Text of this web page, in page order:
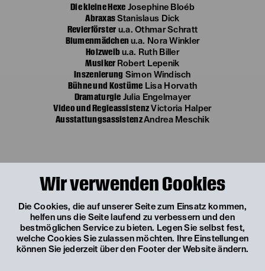
Wir verwenden Cookies
Die Cookies, die auf unserer Seite zum Einsatz kommen,
helfen uns die Seite laufend zu verbessern und den
bestmöglichen Service zu bieten. Legen Sie selbst fest,
welche Cookies Sie zulassen möchten. Ihre Einstellungen
können Sie jederzeit über den Footer der Website ändern.
Die kleine Hexe Josephine Bloéb
Abraxas Stanislaus Dick
Revierförster u.a. Othmar Schratt
Blumenmädchen u.a. Nora Winkler
Holzweib u.a. Ruth Biller
Musiker Robert Lepenik
Inszenierung Simon Windisch
Bühne und Kostüme Lisa Horvath
Dramaturgie Julia Engelmayer
Video und Regieassistenz Victoria Halper
AusstattungsassistenzAndrea Meschik